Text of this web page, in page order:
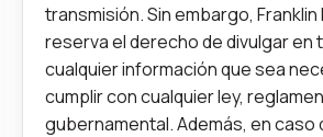
transmisión. Sin embargo,
reserva el derecho de divulgar en
cualquier información que sea
cumplir con cualquier ley,
gubernamental. Además, en caso